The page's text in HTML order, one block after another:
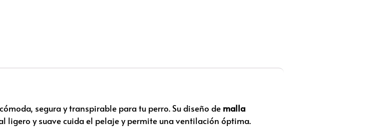
segura y transpirable para tu perro. Su diseño de malla
ligero y suave cuida el pelaje y permite una ventilación óptima.